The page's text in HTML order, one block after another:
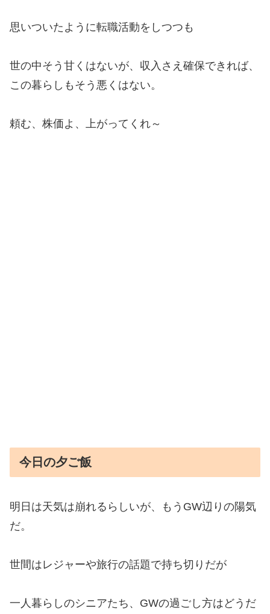
思いついたように転職活動をしつつも
世の中そう甘くはないが、収入さえ確保できれば、
この暮らしもそう悪くはない。
頼む、株価よ、上がってくれ～
今日の夕ご飯
明日は天気は崩れるらしいが、もうGW辺りの陽気
だ。
世間はレジャーや旅行の話題で持ち切りだが
一人暮らしのシニアたち、GWの過ごし方はどうだ